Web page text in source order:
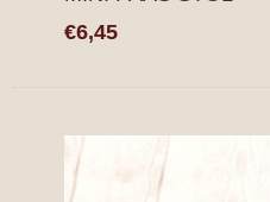
€6,45